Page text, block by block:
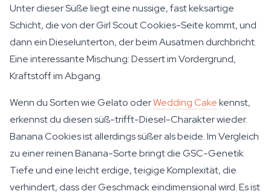
Unter dieser Süße liegt eine nussige, fast keksartige
Schicht, die von der Girl Scout Cookies-Seite kommt, und
dann ein Dieselunterton, der beim Ausatmen durchbricht.
Eine interessante Mischung: Dessert im Vordergrund,
Kraftstoff im Abgang.
Wenn du Sorten wie Gelato oderWedding Cakekennst,
erkennst du diesen süß-trifft-Diesel-Charakter wieder.
Banana Cookies ist allerdings süßer als beide. Im Vergleich
zu einer reinen Banana-Sorte bringt die GSC-Genetik
Tiefe und eine leicht erdige, teigige Komplexität, die
verhindert, dass der Geschmack eindimensional wird. Es ist